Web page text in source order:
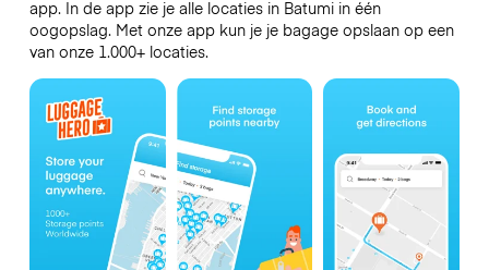
app. In de app zie je alle locaties in Batumi in één
oogopslag. Met onze app kun je je bagage opslaan op een
van onze 1.000+ locaties.